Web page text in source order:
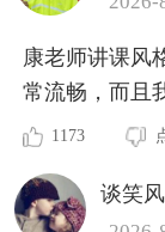
康老师讲课风
常流畅，而且
1173
谈笑